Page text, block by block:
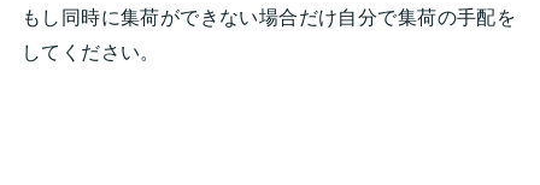
もし同時に集荷ができない場合だけ自分で集荷の手配を
してください。